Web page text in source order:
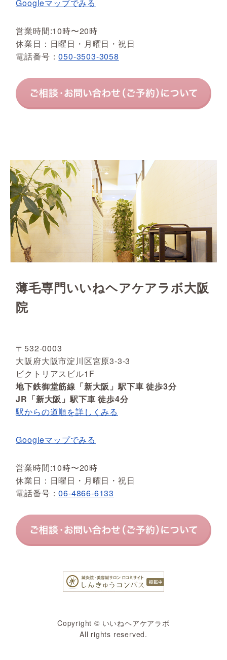
Googleマップでみる
営業時間:10時〜20時
休業日：日曜日・月曜日・祝日
電話番号：050-3503-3058
薄毛専門いいねヘアケアラボ大阪
院
〒532-0003
大阪府大阪市淀川区宮原3-3-3
ビクトリアスビル1F
地下鉄御堂筋線「新大阪」駅下車 徒歩3分
JR「新大阪」駅下車 徒歩4分
駅からの道順を詳しくみる
Googleマップでみる
営業時間:10時〜20時
休業日：日曜日・月曜日・祝日
電話番号：06-4866-6133
Copyright © いいねヘアケアラボ
All rights reserved.